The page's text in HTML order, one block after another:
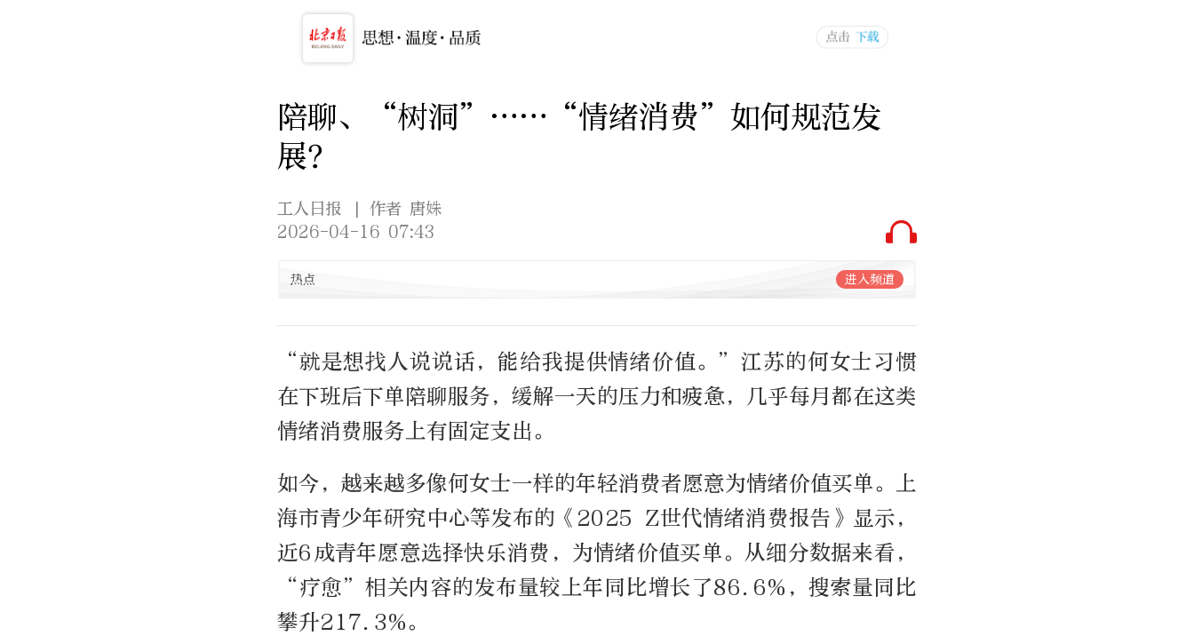
陪聊、“树洞”……“情绪消费”如何规范发
展？
工人日报
| 作者 唐姝
2026-04-16 07:43
热点 进入频道
“就是想找人说说话，能给我提供情绪价值。”江苏的何女士习惯
在下班后下单陪聊服务，缓解一天的压力和疲惫，几乎每月都在这类
情绪消费服务上有固定支出。
如今，越来越多像何女士一样的年轻消费者愿意为情绪价值买单。上
海市青少年研究中心等发布的《2025 Z世代情绪消费报告》显示，
近6成青年愿意选择快乐消费，为情绪价值买单。从细分数据来看，
“疗愈”相关内容的发布量较上年同比增长了86.6%，搜索量同比
攀升217.3%。